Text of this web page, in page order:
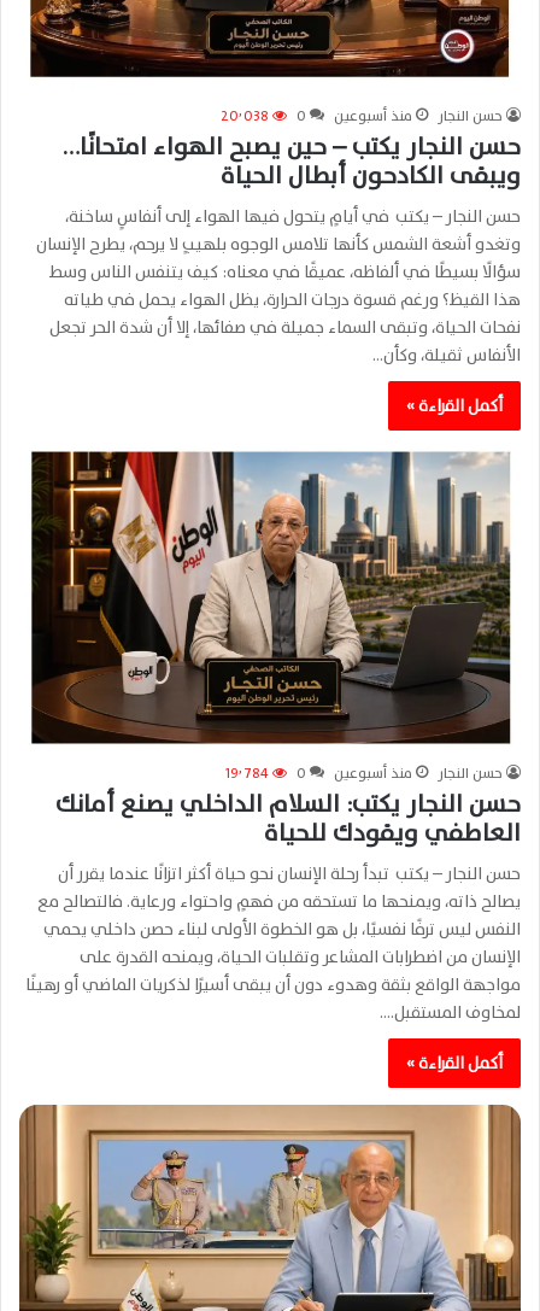
حسن النجار منذ أسبوعين 0 20٬038
حسن النجار يكتب – حين يصبح الهواء امتحانًا…
ويبقى الكادحون أبطال الحياة
حسن النجار – يكتب في أيامٍ يتحول فيها الهواء إلى أنفاسٍ ساخنة،
وتغدو أشعة الشمس كأنها تلامس الوجوه بلهيبٍ لا يرحم، يطرح الإنسان
سؤالًا بسيطًا في ألفاظه، عميقًا في معناه: كيف يتنفس الناس وسط
هذا القيظ؟ ورغم قسوة درجات الحرارة، يظل الهواء يحمل في طياته
نفحات الحياة، وتبقى السماء جميلة في صفائها، إلا أن شدة الحر تجعل
الأنفاس ثقيلة، وكأن…
أكمل القراءة »
حسن النجار منذ أسبوعين 0 19٬784
حسن النجار يكتب: السلام الداخلي يصنع أمانك
العاطفي ويقودك للحياة
حسن النجار – يكتب تبدأ رحلة الإنسان نحو حياة أكثر اتزانًا عندما يقرر أن
يصالح ذاته، ويمنحها ما تستحقه من فهمٍ واحتواء ورعاية. فالتصالح مع
النفس ليس ترفًا نفسيًا، بل هو الخطوة الأولى لبناء حصن داخلي يحمي
الإنسان من اضطرابات المشاعر وتقلبات الحياة، ويمنحه القدرة على
مواجهة الواقع بثقة وهدوء دون أن يبقى أسيرًا لذكريات الماضي أو رهينًا
لمخاوف المستقبل.…
أكمل القراءة »